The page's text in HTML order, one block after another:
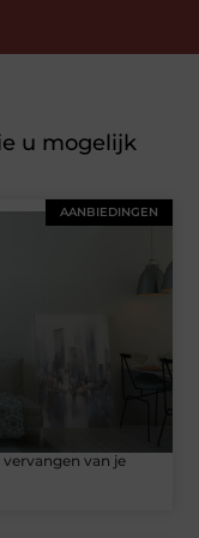
u mogelijk
AANBIEDINGEN
van je